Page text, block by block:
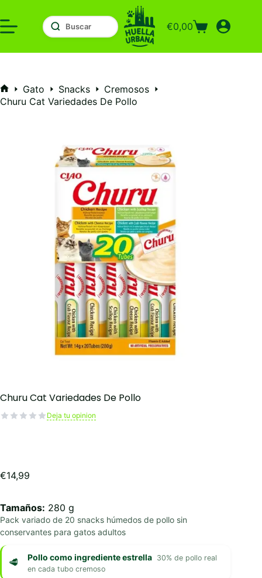
al
contenido
Carro
compra
€0,00
Inicio
Gato Snacks
Cremosos
Churu Cat Variedades De Pollo
Churu Cat Variedades De Pollo
Deja tu opinion
€14,99
Tamaños: 280 g
Pack variado de 20 snacks húmedos de pollo sin
conservantes para gatos adultos
Pollo como ingrediente estrella 30% de pollo real
en cada tubo cremoso